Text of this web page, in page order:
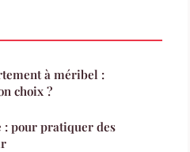
à méribel :
choix ?
: pour pratiquer des